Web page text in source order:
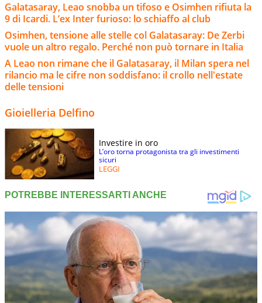
Galatasaray, Leao snobba un tifoso e Osimhen rifiuta la
9 di Icardi. L’ex Inter furioso: lo schiaffo al club
Osimhen, tensione alle stelle col Galatasaray: De Zerbi
vuole un altro regalo. Perché non può tornare in Italia
A Leao non rimane che il Galatasaray, il Milan spera nel
rilancio ma le cifre non soddisfano: il crollo nell'estate
delle tensioni
Gioielleria Delfino
Investire in oro
L’oro torna protagonista tra gli investimenti
sicuri
LEGGI